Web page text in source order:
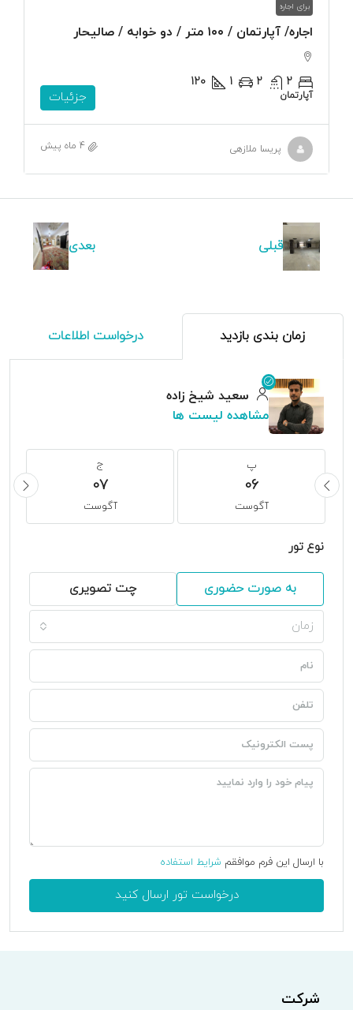
برای اجاره
اجاره/ آپارتمان / ۱۰۰ متر / دو خوابه / صالیحار
2
2
1
120
آپارتمان جزئیات
پریسا ملازهی 4 ماه پیش
قبلی بعدی
زمان بندی بازدید درخواست اطلاعات
سعید شیخ زاده
مشاهده لیست ها
پ
06
آگوست
ج
07
آگوست
نوع تور
به صورت حضوری چت تصویری
زمان
با ارسال این فرم موافقم شرایط استفاده
درخواست تور ارسال کنید
شرکت